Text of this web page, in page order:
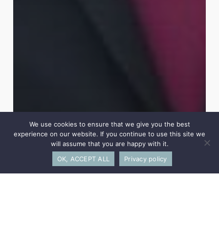
We use cookies to ensure that we give you the best
experience on our website. If you continue to use this site we
will assume that you are happy with it.
OK, ACCEPT ALL
Privacy policy